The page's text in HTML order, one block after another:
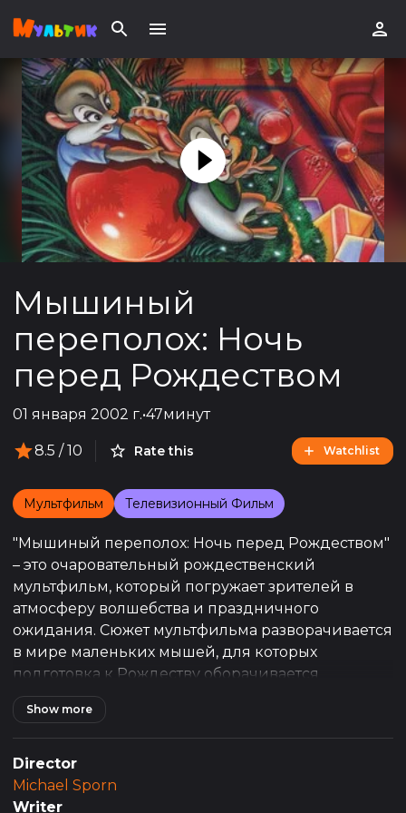
Мышиный
переполох: Ночь
перед Рождеством
01 января 2002 г.•47минут
8.5 / 10 Rate this Watchlist
Мультфильм Телевизионный Фильм
"Мышиный переполох: Ночь перед Рождеством"
– это очаровательный рождественский
мультфильм, который погружает зрителей в
атмосферу волшебства и праздничного
ожидания. Сюжет мультфильма разворачивается
в мире маленьких мышей, для которых
подготовка к Рождеству оборачивается
невероятным приключением, полным
неожиданностей и увлекательных поворотов.
История начинается за день до Рождества, когда
мышки суетливо готовятся к великому
празднику, украшая свои домики, готовя
Show more
Director
Michael Sporn
Writer